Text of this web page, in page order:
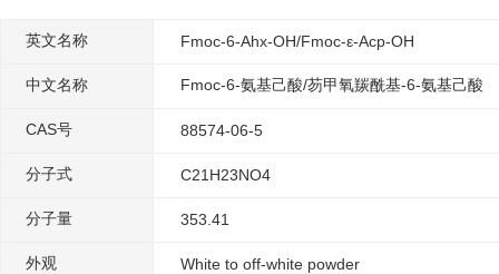
英文名称 Fmoc-6-Ahx-OH/Fmoc-ε-Acp-OH
中文名称 Fmoc-6-氨基己酸/芴甲氧羰酰基-6-氨基己酸
CAS号 88574-06-5
分子式 C21H23NO4
分子量 353.41
外观 White to off-white powder